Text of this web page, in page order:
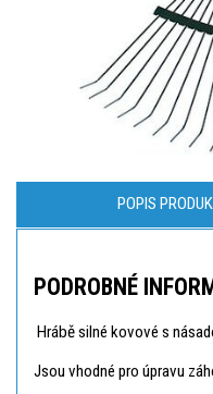
POPIS
PODROBNÉ
Hrábě silné kovové s
Jsou vhodné pro úpravu